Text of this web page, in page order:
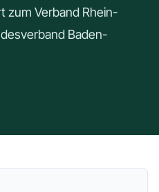
zum Verband Rhein-
Baden-